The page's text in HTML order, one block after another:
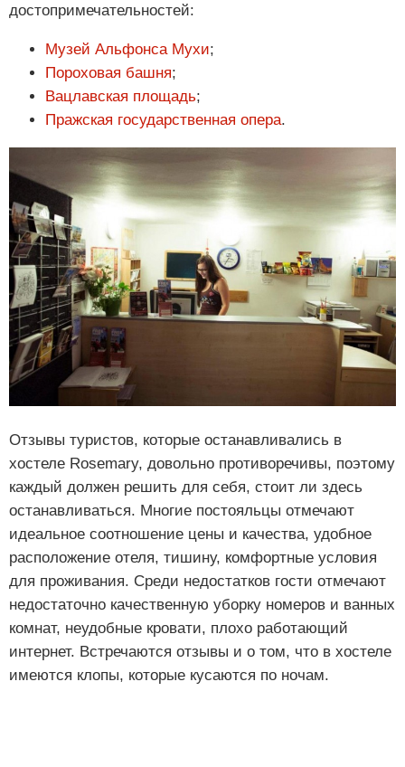
достопримечательностей:
Музей Альфонса Мухи;
Пороховая башня;
Вацлавская площадь;
Пражская государственная опера.
Отзывы туристов, которые останавливались в
хостеле Rosemary, довольно противоречивы, поэтому
каждый должен решить для себя, стоит ли здесь
останавливаться. Многие постояльцы отмечают
идеальное соотношение цены и качества, удобное
расположение отеля, тишину, комфортные условия
для проживания. Среди недостатков гости отмечают
недостаточно качественную уборку номеров и ванных
комнат, неудобные кровати, плохо работающий
интернет. Встречаются отзывы и о том, что в хостеле
имеются клопы, которые кусаются по ночам.